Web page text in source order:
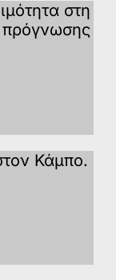
στη
Κάμπο.